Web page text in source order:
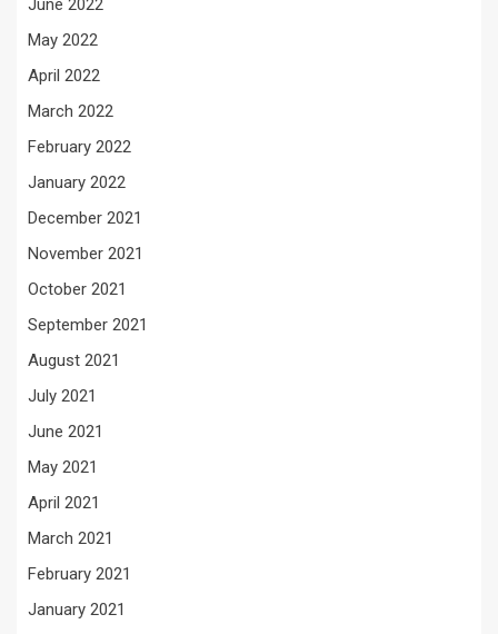
June 2022
May 2022
April 2022
March 2022
February 2022
January 2022
December 2021
November 2021
October 2021
September 2021
August 2021
July 2021
June 2021
May 2021
April 2021
March 2021
February 2021
January 2021